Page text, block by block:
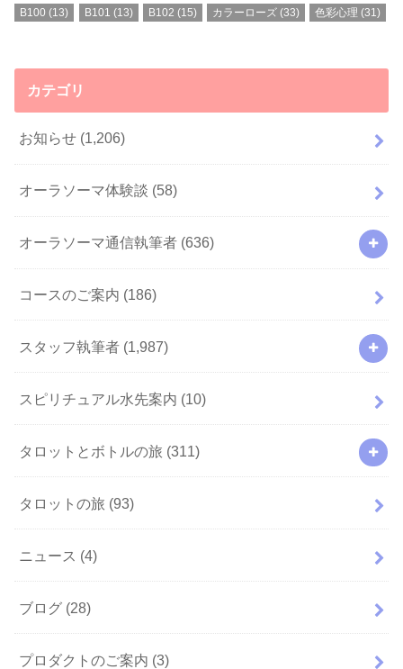
B100 (13) B101 (13) B102 (15) カラーローズ (33) 色彩心理 (31)
カテゴリ
お知らせ (1,206)
オーラソーマ体験談 (58)
オーラソーマ通信執筆者 (636)
コースのご案内 (186)
スタッフ執筆者 (1,987)
スピリチュアル水先案内 (10)
タロットとボトルの旅 (311)
タロットの旅 (93)
ニュース (4)
ブログ (28)
プロダクトのご案内 (3)